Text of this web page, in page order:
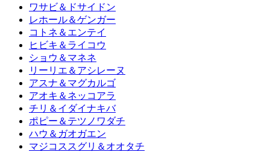
ワサビ＆ドサイドン
レホール＆ゲンガー
コトネ＆エンテイ
ヒビキ＆ライコウ
ショウ＆マネネ
リーリエ＆アシレーヌ
アスナ＆マグカルゴ
アオキ＆ネッコアラ
チリ＆イダイナキバ
ポピー＆テツノワダチ
ハウ＆ガオガエン
マジコススグリ＆オオタチ